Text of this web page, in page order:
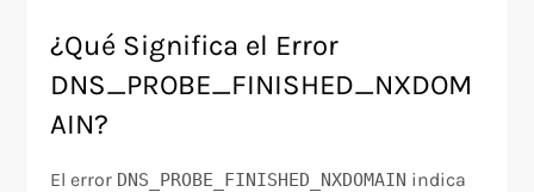
¿Qué Significa el Error
DNS_PROBE_FINISHED_NXDOM
AIN?
El error DNS_PROBE_FINISHED_NXDOMAIN indica